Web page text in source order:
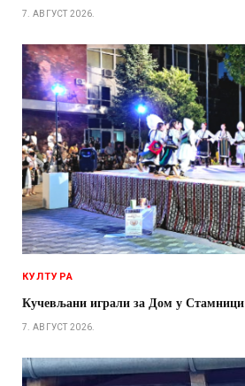
7. АВГУСТ 2026.
КУЛТУРА
Кучевљани играли за Дом у Стамници
7. АВГУСТ 2026.